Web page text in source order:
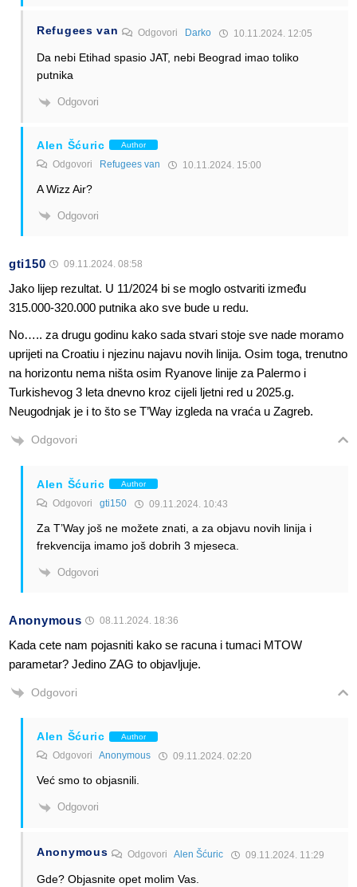
Refugees van Odgovori Darko 10.11.2024. 12:05
Da nebi Etihad spasio JAT, nebi Beograd imao toliko
putnika
Odgovori
Alen Šćuric Author
Odgovori Refugees van 10.11.2024. 15:00
A Wizz Air?
Odgovori
gti150 09.11.2024. 08:58
Jako lijep rezultat. U 11/2024 bi se moglo ostvariti između
315.000-320.000 putnika ako sve bude u redu.
No….. za drugu godinu kako sada stvari stoje sve nade moramo
uprijeti na Croatiu i njezinu najavu novih linija. Osim toga, trenutno
na horizontu nema ništa osim Ryanove linije za Palermo i
Turkishevog 3 leta dnevno kroz cijeli ljetni red u 2025.g.
Neugodnjak je i to što se T’Way izgleda na vraća u Zagreb.
Odgovori
Alen Šćuric Author
Odgovori gti150 09.11.2024. 10:43
Za T’Way još ne možete znati, a za objavu novih linija i
frekvencija imamo još dobrih 3 mjeseca.
Odgovori
Anonymous 08.11.2024. 18:36
Kada cete nam pojasniti kako se racuna i tumaci MTOW
parametar? Jedino ZAG to objavljuje.
Odgovori
Alen Šćuric Author
Odgovori Anonymous 09.11.2024. 02:20
Već smo to objasnili.
Odgovori
Anonymous OdgovoriAlen Šćuric 09.11.2024. 11:29
Gde? Objasnite opet molim Vas.